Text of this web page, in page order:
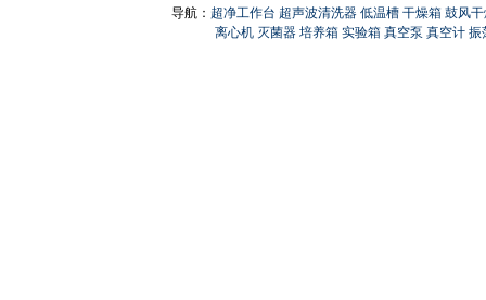
导航： 超净工作台 超声波清洗器 低温槽 干燥箱 鼓风
离心机 灭菌器 培养箱 实验箱 真空泵 真空计 振